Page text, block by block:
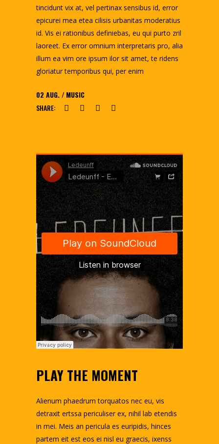
tincidunt vix at, vel pertinax sensibus id, error
epicurei mea etea cilisis urbanitas moderatius
id. Vis ei rationibus definiebas, eu qui purto zril
laoreet. Ex error omnium interpretaris pro, alia
illum ea vim ore ipsum ilor sit amet, te ridens
gloriatur temporibus qui, per enim
02AUG.
MUSIC
SHARE:
PLAY THE MOMENT
Alienum phaedrum torquatos nec eu, vis
detraxit ertssa periculiser ex, nihil lab etendis
in mei. Meis an pericula es euripidis, hinces
partem eit est eos ei nisl eu graecis, ixenss